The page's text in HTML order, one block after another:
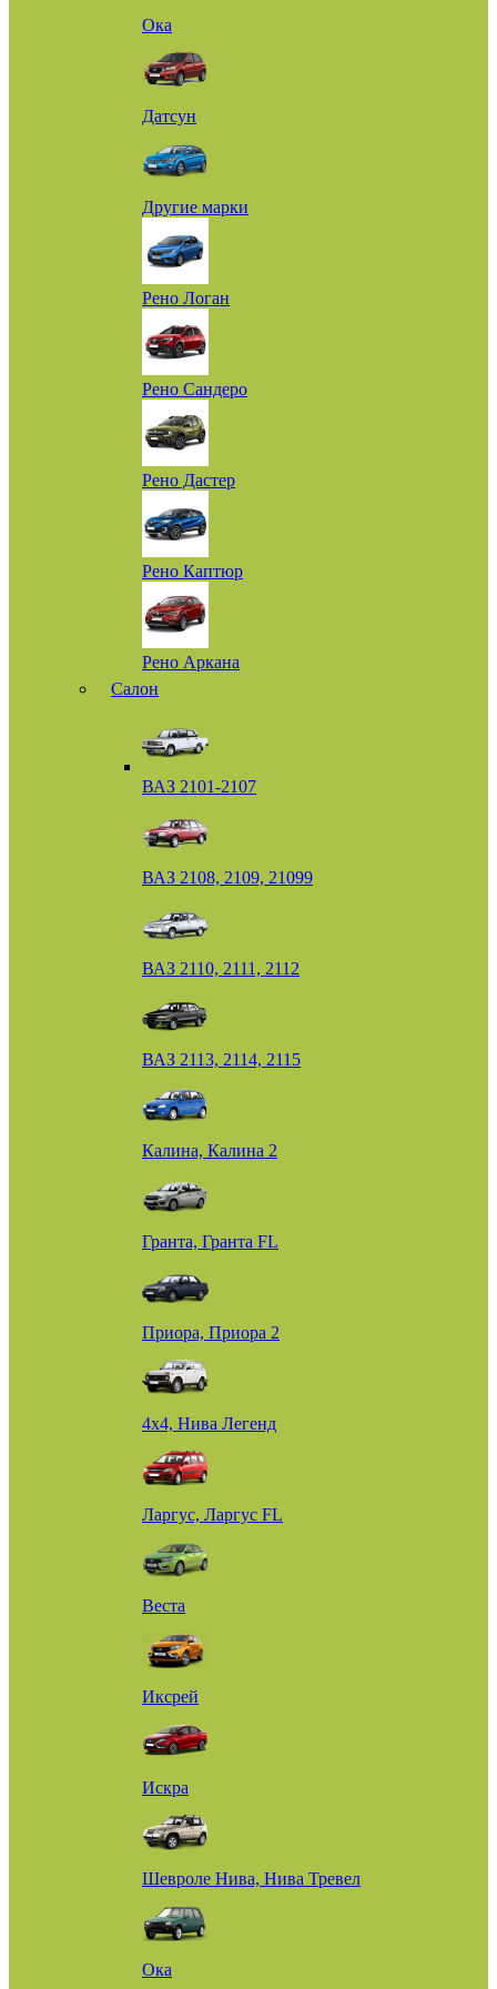
Ока
Датсун
Другие марки
Рено Логан
Рено Сандеро
Рено Дастер
Рено Каптюр
Рено Аркана
Салон
ВАЗ 2101-2107
ВАЗ 2108, 2109, 21099
ВАЗ 2110, 2111, 2112
ВАЗ 2113, 2114, 2115
Калина, Калина 2
Гранта, Гранта FL
Приора, Приора 2
4х4, Нива Легенд
Ларгус, Ларгус FL
Веста
Иксрей
Искра
Шевроле Нива, Нива Тревел
Ока